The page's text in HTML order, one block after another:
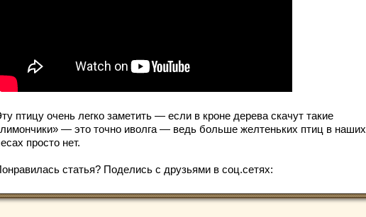
птицу очень легко заметить — если в кроне дерева скачут такие
— это точно иволга — ведь больше желтеньких птиц в наших
просто нет.
статья? Поделись с друзьями в соц.сетях: